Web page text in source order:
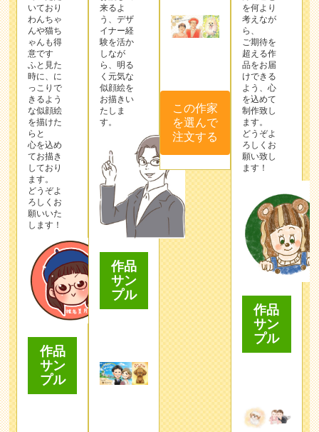
いており
わんちゃ
んや猫ち
ゃんも得
意です
ふと見た
時に、に
っこりで
きるよう
な似顔絵
を描けた
らと
心を込め
てお描き
しており
ます。
どうぞよ
ろしくお
願いいた
します！
作品
サン
プル
来るよ
う、デザ
イナー経
験を活か
しなが
ら、明る
く元気な
似顔絵を
お描きい
たしま
す。
作品
サン
プル
この作家
を選んで
注文する
を何より
考えなが
ら、
ご期待を
超える作
品をお届
けできる
よう、心
を込めて
制作致し
ます。
どうぞよ
ろしくお
願い致し
ます！
作品
サン
プル